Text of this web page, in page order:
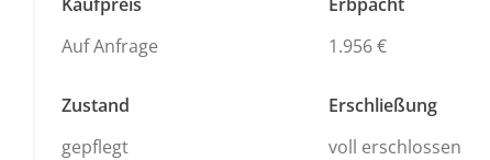
Auf Anfrage
1.956 €
Zustand
gepflegt
Erschließung
voll erschlossen